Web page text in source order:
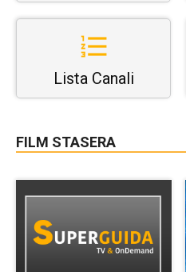
Lista Canali
FILM STASERA